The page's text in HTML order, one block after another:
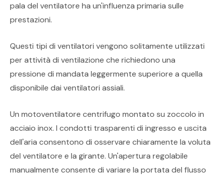
pala del ventilatore ha un'influenza primaria sulle
prestazioni.
Questi tipi di ventilatori vengono solitamente utilizzati
per attività di ventilazione che richiedono una
pressione di mandata leggermente superiore a quella
disponibile dai ventilatori assiali.
Un motoventilatore centrifugo montato su zoccolo in
acciaio inox. I condotti trasparenti di ingresso e uscita
dell'aria consentono di osservare chiaramente la voluta
del ventilatore e la girante. Un'apertura regolabile
manualmente consente di variare la portata del flusso